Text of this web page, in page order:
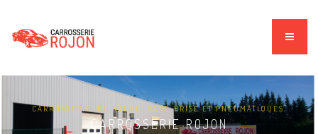
CARROSSERIE, PEINTURE, PARE-BRISE ET PNEUMATIQUES.
CARROSSERIE ROJON